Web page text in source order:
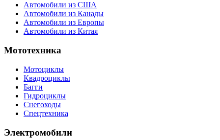
Автомобили из США
Автомобили из Канады
Автомобили из Европы
Автомобили из Китая
Мототехника
Мотоциклы
Квадроциклы
Багги
Гидроциклы
Снегоходы
Спецтехника
Электромобили